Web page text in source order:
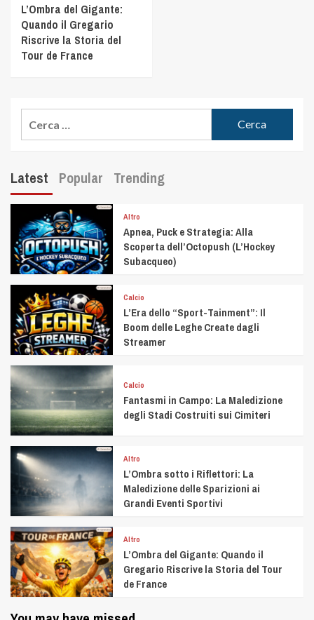
L’Ombra del Gigante:
Quando il Gregario
Riscrive la Storia del
Tour de France
Latest Popular Trending
Altro
Apnea, Puck e Strategia: Alla
Scoperta dell’Octopush (L’Hockey
Subacqueo)
Calcio
L’Era dello “Sport-Tainment”: Il
Boom delle Leghe Create dagli
Streamer
Calcio
Fantasmi in Campo: La Maledizione
degli Stadi Costruiti sui Cimiteri
Altro
L’Ombra sotto i Riflettori: La
Maledizione delle Sparizioni ai
Grandi Eventi Sportivi
Altro
L’Ombra del Gigante: Quando il
Gregario Riscrive la Storia del Tour
de France